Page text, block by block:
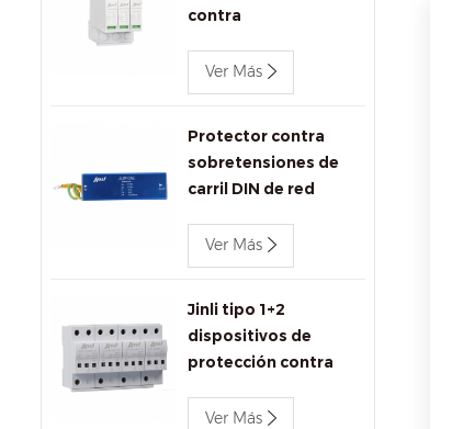
contra
1000V DC SPD
Ver Más
Protector contra
sobretensiones de
carril DIN de red
1000Mbps
Ver Más
Jinli tipo 1+2
dispositivos de
protección contra
680V
Ver Más